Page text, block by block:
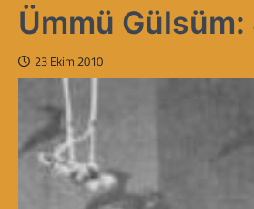
Ümmü Gülsüm:
23 Ekim 2010